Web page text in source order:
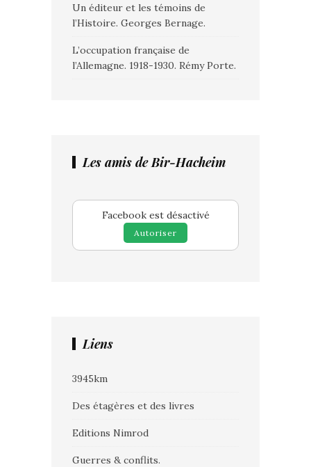
Un éditeur et les témoins de
l’Histoire. Georges Bernage.
L’occupation française de
l’Allemagne. 1918-1930. Rémy Porte.
Les amis de Bir-Hacheim
Facebook est désactivé
Autoriser
Liens
3945km
Des étagères et des livres
Editions Nimrod
Guerres & conflits.